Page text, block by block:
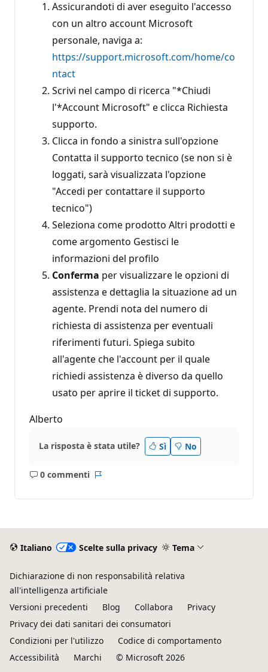
Assicurandoti di aver eseguito l'accesso
con un altro account Microsoft
personale, naviga a:
https://support.microsoft.com/home/co
ntact
Scrivi nel campo di ricerca "*Chiudi
l'*Account Microsoft" e clicca Richiesta
supporto.
Clicca in fondo a sinistra sull'opzione
Contatta il supporto tecnico (se non si è
loggati, sarà visualizzata l'opzione
"Accedi per contattare il supporto
tecnico")
Seleziona come prodotto Altri prodotti e
come argomento Gestisci le
informazioni del profilo
Conferma per visualizzare le opzioni di
assistenza e dettaglia la situazione ad un
agente. Prendi nota del numero di
richiesta di assistenza per eventuali
riferimenti futuri. Spiega subito
all'agente che l'account per il quale
richiedi assistenza è diverso da quello
usato per aprire il ticket di supporto.
Alberto
La risposta è stata utile? Sì No
0 commenti
Nessun
Italiano Scelte sulla privacy Tema
Dichiarazione di non responsabilità relativa
all'intelligenza artificiale
Versioni precedenti
Blog Collabora
Privacy
Privacy dei dati sanitari dei consumatori
Condizioni per l'utilizzo
Codice di comportamento
Accessibilità
Marchi © Microsoft 2026